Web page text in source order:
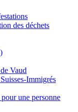
des déchets
Vaud
Immigrés
une personne